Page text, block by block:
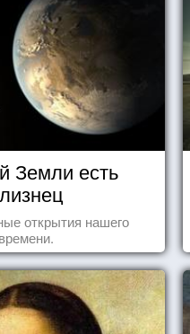
Земли есть
открытия нашего
времени.